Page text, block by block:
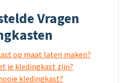
Vragen
op maat laten maken?
je kledingkast zijn?
kledingkast?